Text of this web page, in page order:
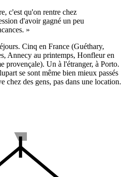
c'est qu'on rentre chez
d'avoir gagné un peu
»
Cinq en France (Guéthary,
Annecy au printemps, Honfleur en
provençale). Un à l'étranger, à Porto.
se sont même bien mieux passés
chez des gens, pas dans une location.